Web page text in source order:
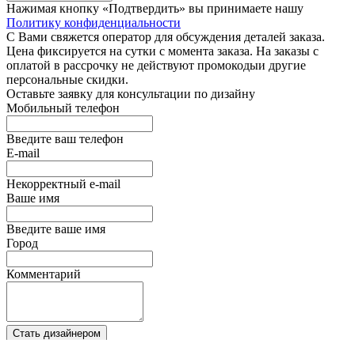
Нажимая кнопку «Подтвердить» вы принимаете нашу
Политику конфиденциальности
С Вами свяжется оператор для обсуждения деталей заказа.
Цена фиксируется на сутки с момента заказа. На заказы с
оплатой в рассрочку не действуют промокодыи другие
персональные скидки.
Оставьте заявку для консультации по дизайну
Мобильный телефон
Введите ваш телефон
E-mail
Некорректный e-mail
Ваше имя
Введите ваше имя
Город
Комментарий
Стать дизайнером